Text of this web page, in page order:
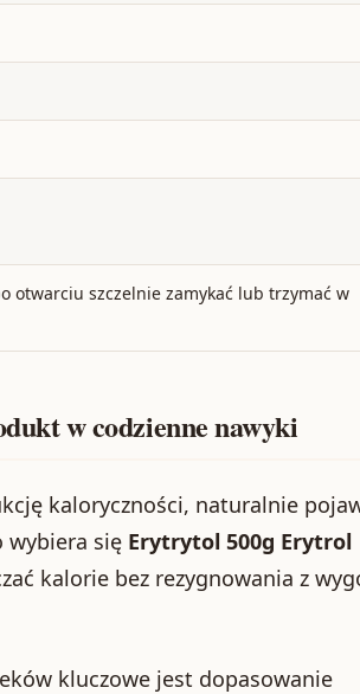
otwarciu szczelnie zamykać lub trzymać w
w codzienne nawyki
kaloryczności, naturalnie
wybiera się Erytrytol 500g Erytrol
kalorie bez rezygnowania z
kluczowe jest dopasowanie